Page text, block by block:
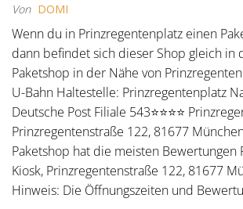
Von DOMI
Wenn du in Prinzregentenplatz einen
dann befindet sich dieser Shop gleich in
Paketshop in der Nähe von
U-Bahn Haltestelle: Prinzregentenplatz
Deutsche Post Filiale 543⭐⭐⭐⭐
Prinzregentenstraße 122, 81677
Paketshop hat die meisten Bewertungen
Kiosk, Prinzregentenstraße 122, 81677
Hinweis: Die Öffnungszeiten und